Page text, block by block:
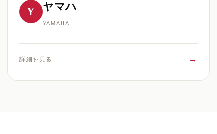
Y ヤマハ
YAMAHA
詳細を見る →